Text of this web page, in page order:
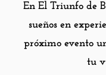
En El Triunfo de
sueños en
próximo evento
tu